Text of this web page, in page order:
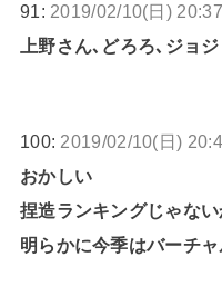
91: 2019/02/10(日)
上野さん､どろろ､ジョ
100: 2019/02/10(日)
おかしい
捏造ランキングじゃない
明らかに今季はバーチ